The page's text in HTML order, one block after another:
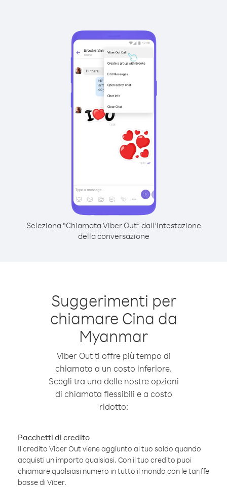
Seleziona “Chiamata Viber Out” dall’intestazione
della conversazione
Suggerimenti per
chiamare Cina da
Myanmar
Viber Out ti offre più tempo di
chiamata a un costo inferiore.
Scegli tra una delle nostre opzioni
di chiamata flessibili e a costo
ridotto:
Pacchetti di credito
Il credito Viber Out viene aggiunto al tuo saldo quando
acquisti un importo qualsiasi. Con il tuo credito puoi
chiamare qualsiasi numero in tutto il mondo con le tariffe
basse di Viber.